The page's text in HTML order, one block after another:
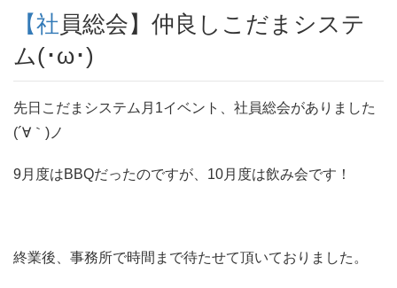
【社員総会】仲良しこだまシステ
ム(･ω･)
先日こだまシステム月1イベント、社員総会がありました
(´∀｀)ノ
9月度はBBQだったのですが、10月度は飲み会です！
終業後、事務所で時間まで待たせて頂いておりました。